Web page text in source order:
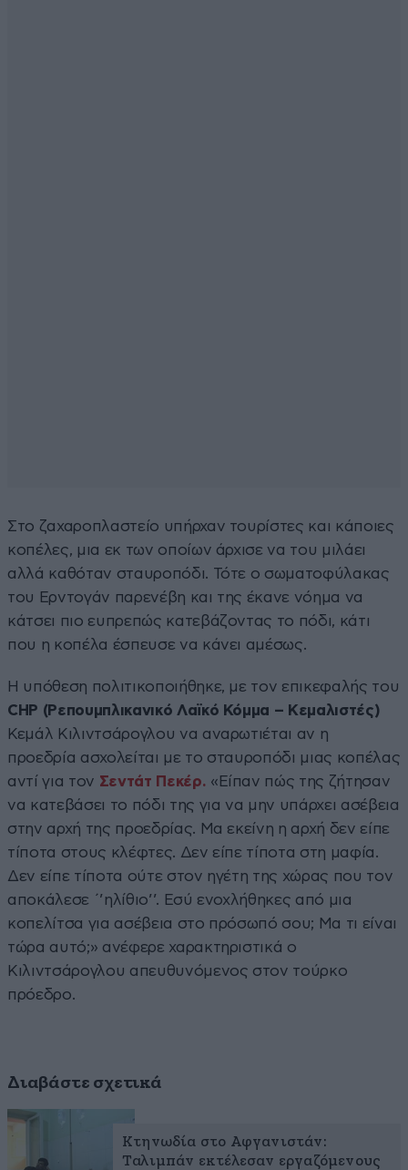
Στο ζαχαροπλαστείο υπήρχαν τουρίστες και κάποιες
κοπέλες, μια εκ των οποίων άρχισε να του μιλάει
αλλά καθόταν σταυροπόδι. Τότε ο σωματοφύλακας
του Ερντογάν παρενέβη και της έκανε νόημα να
κάτσει πιο ευπρεπώς κατεβάζοντας το πόδι, κάτι
που η κοπέλα έσπευσε να κάνει αμέσως.
Η υπόθεση πολιτικοποιήθηκε, με τον επικεφαλής του
CHP (Ρεπουμπλικανικό Λαϊκό Κόμμα – Kεμαλιστές)
Κεμάλ Κιλιντσάρογλου να αναρωτιέται αν η
προεδρία ασχολείται με το σταυροπόδι μιας κοπέλας
αντί για τον Σεντάτ Πεκέρ. «Είπαν πώς της ζήτησαν
να κατεβάσει το πόδι της για να μην υπάρχει ασέβεια
στην αρχή της προεδρίας. Μα εκείνη η αρχή δεν είπε
τίποτα στους κλέφτες. Δεν είπε τίποτα στη μαφία.
Δεν είπε τίποτα ούτε στον ηγέτη της χώρας που τον
αποκάλεσε ΄’ηλίθιο’’. Εσύ ενοχλήθηκες από μια
κοπελίτσα για ασέβεια στο πρόσωπό σου; Μα τι είναι
τώρα αυτό;» ανέφερε χαρακτηριστικά ο
Κιλιντσάρογλου απευθυνόμενος στον τούρκο
πρόεδρο.
Διαβάστε σχετικά
Κτηνωδία στο Αφγανιστάν:
Ταλιμπάν εκτέλεσαν εργαζόμενους